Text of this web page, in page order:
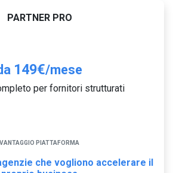
PARTNER PRO
149€/mese
per fornitori strutturati
VANTAGGIO PIATTAFORMA
che vogliono accelerare il